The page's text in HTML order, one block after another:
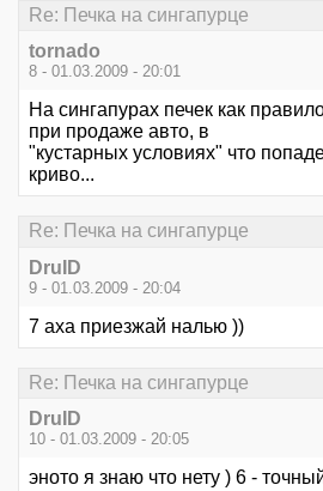
Re: Печка на сингапурце
tornado
8 - 01.03.2009 - 20:01
На сингапурах печек как
при продаже авто, в
"кустарных условиях" что
криво...
Re: Печка на сингапурце
DruID
9 - 01.03.2009 - 20:04
7 аха приезжай налью ))
Re: Печка на сингапурце
DruID
10 - 01.03.2009 - 20:05
эното я знаю что нету ) 6 -